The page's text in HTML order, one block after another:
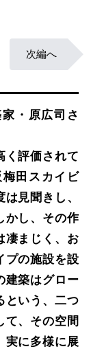
次編へ
・原広司さ
く評価されて
田スカイビ
見聞きし、
かし、その作
凄まじく、お
プの施設を設
建築はグロー
という、二つ
て、その空間
実に多様に展